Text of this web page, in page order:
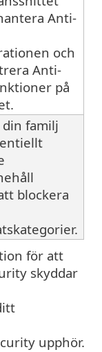
Anti-
och
Anti-
på
din familj
blockera
för att
skyddar
upphör.